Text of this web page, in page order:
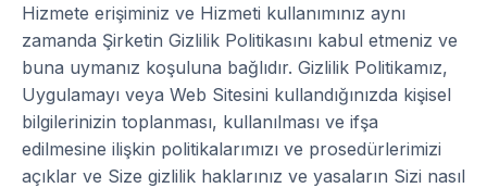
Hizmete erişiminiz ve Hizmeti kullanımınız aynı
zamanda Şirketin Gizlilik Politikasını kabul etmeniz ve
buna uymanız koşuluna bağlıdır. Gizlilik Politikamız,
Uygulamayı veya Web Sitesini kullandığınızda kişisel
bilgilerinizin toplanması, kullanılması ve ifşa
edilmesine ilişkin politikalarımızı ve prosedürlerimizi
açıklar ve Size gizlilik haklarınız ve yasaların Sizi nasıl